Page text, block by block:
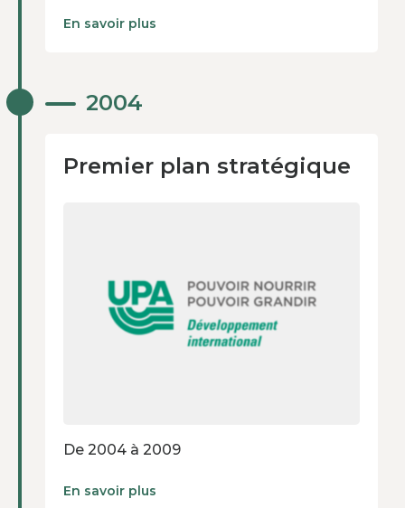
En savoir plus
2004
Premier plan stratégique
De 2004 à 2009
En savoir plus